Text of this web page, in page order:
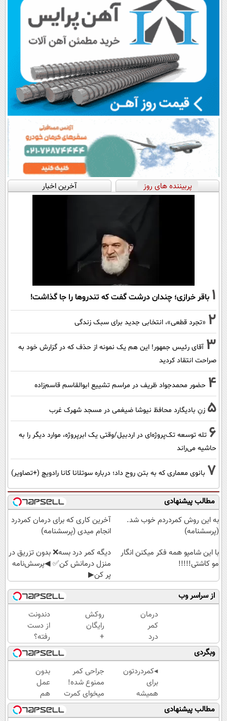
پربیننده های روز آخرین اخبار
1 باقر خرازی؛ چندان درشت گفت که تندروها را جا گذاشت!
2 «تجرد قطعی»، انتخابی جدید برای سبک زندگی
3 آقای رئیس جمهور! این هم یک نمونه از حذف که در گزارش خود به
صراحت انتقاد کردید
4 حضور محمدجواد ظریف در مراسم تشییع ابوالقاسم قاسم‌زاده
5 زنِ بادیگارد محافظ نیوشا ضیغمی در مسجد شهرک غرب
6 تله توسعه تک‌پروژه‌ای در اردبیل/وقتی یک ابرپروژه، موارد دیگر را به
حاشیه می‌راند
7 بانوی معماری که به بتن روح داد؛ درباره سوتلانا کانا رادویچ (+تصاویر)
مطالب پیشنهادی
به این روش کمردردم خوب شد.
(پرسشنامه)
آخرین کاری که برای درمان کمردرد
انجام میدی (پرسشنامه)
با این شامپو همه فکر میکنن انگار
مو کاشتی!!!!!
دیگه کمر درد بسه❌ بدون تزریق در
منزل درمانش کن✅ ◀پرسش‌نامه
پر کن▶
از سراسر وب
درمان
کمر
درد
در
خانه
روکش
رایگان
+
اقساط
۱۲
ماهه
ایمپلنت
دندونت
از دست
رفته؟
وقت
ایمپلنت
دیجیتاله
وبگردی
◂کمردردتون
برای
همیشه
خوب شد؟
◂بله!
جراحی کمر
ممنوع شده!
میخوای کمرت
رو در منزل
درمان کنی؟
بدون
عمل
هم
میشه
کمردرد
مطالب پیشنهادی